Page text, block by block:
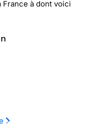
à dont voici